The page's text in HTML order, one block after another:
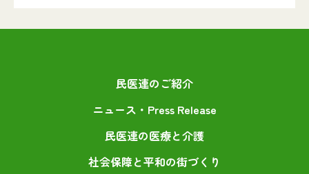
民医連のご紹介
ニュース・Press Release
民医連の医療と介護
社会保障と平和の街づくり